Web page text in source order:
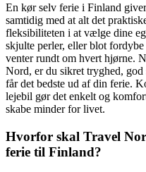
En kør selv ferie i Finland
samtidig med at alt det
fleksibiliteten i at vælge dine
skjulte perler, eller blot
venter rundt om hvert hjørne.
Nord, er du sikret tryghed,
får det bedste ud af din ferie.
lejebil gør det enkelt og
skabe minder for livet.
Hvorfor skal Travel
ferie til Finland?